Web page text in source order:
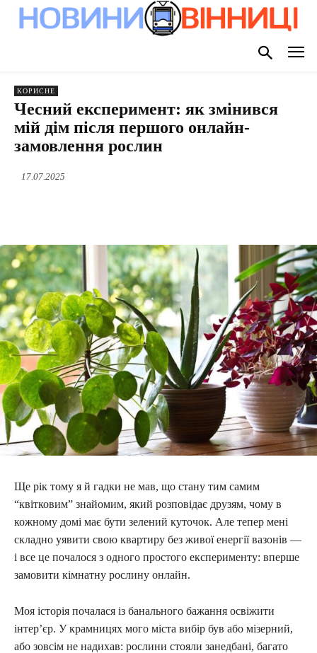
КОРИСНЕ
Чесний експеримент: як змінився
мій дім після першого онлайн-
замовлення рослин
17.07.2025
Ще рік тому я й гадки не мав, що стану тим самим
“квітковим” знайомим, який розповідає друзям, чому в
кожному домі має бути зелений куточок. Але тепер мені
складно уявити свою квартиру без живої енергії вазонів —
і все це почалося з одного простого експерименту: вперше
замовити кімнатну рослину онлайн.
Моя історія почалася із банального бажання освіжити
інтер’єр. У крамницях мого міста вибір був або мізерний,
або зовсім не надихав: рослини стояли занедбані, багато